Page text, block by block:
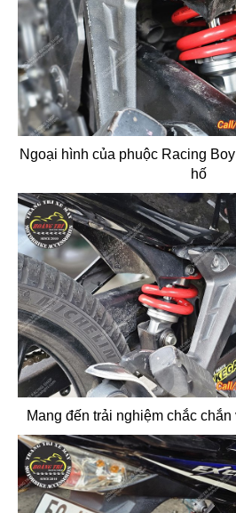
Ngoại hình của phuộc Racing
hố
Mang đến trải nghiệm chắc